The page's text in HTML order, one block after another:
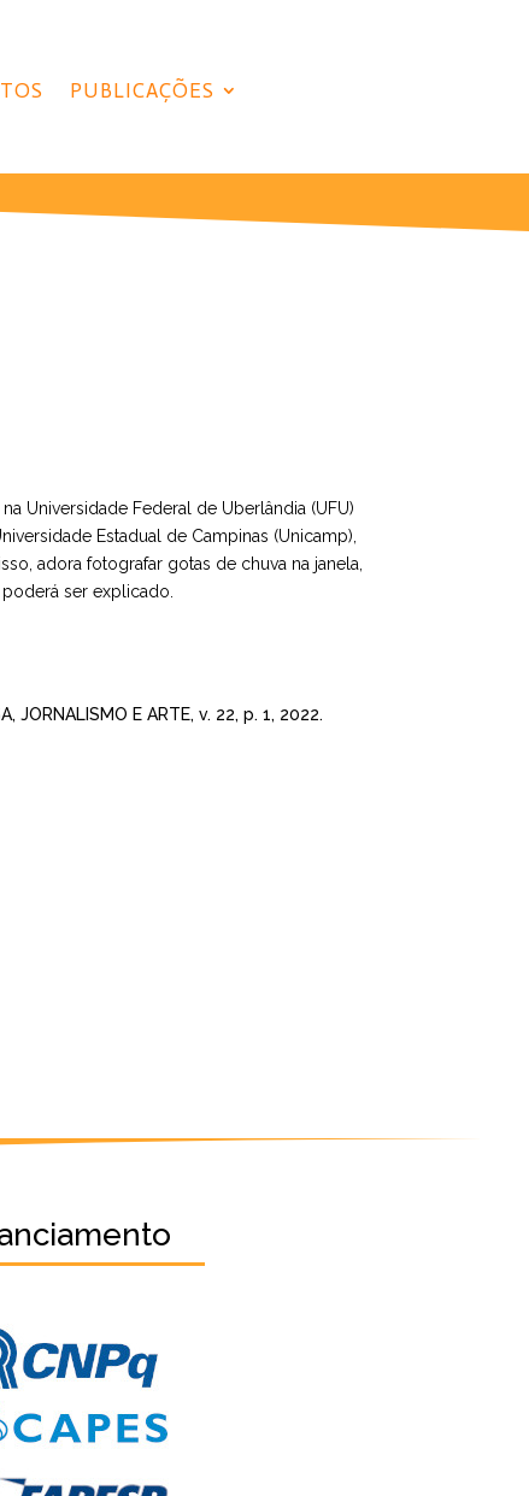
PUBLICAÇÕES
Universidade Federal de Uberlândia (UFU)
Estadual de Campinas (Unicamp),
adora fotografar gotas de chuva na janela,
ser explicado.
JORNALISMO E ARTE, v. 22, p. 1, 2022.